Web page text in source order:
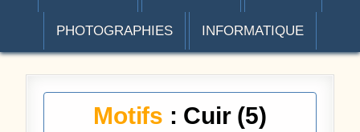
PHOTOGRAPHIES INFORMATIQUE
Motifs : Cuir (5)